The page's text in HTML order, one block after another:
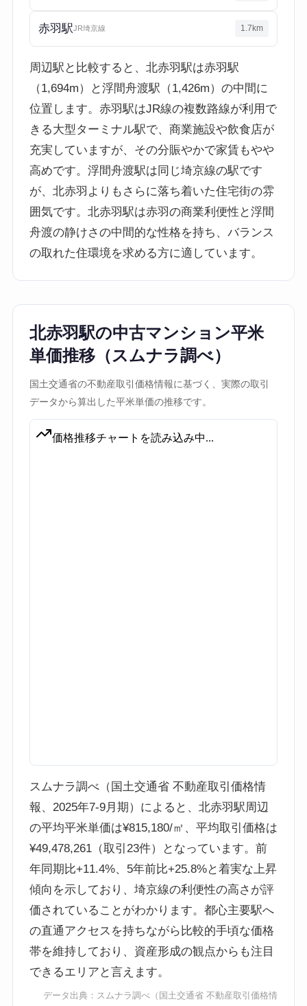
赤羽駅JR埼京線 1.7km
周辺駅と比較すると、北赤羽駅は赤羽駅
（1,694m）と浮間舟渡駅（1,426m）の中間に
位置します。赤羽駅はJR線の複数路線が利用で
きる大型ターミナル駅で、商業施設や飲食店が
充実していますが、その分賑やかで家賃もやや
高めです。浮間舟渡駅は同じ埼京線の駅です
が、北赤羽よりもさらに落ち着いた住宅街の雰
囲気です。北赤羽駅は赤羽の商業利便性と浮間
舟渡の静けさの中間的な性格を持ち、バランス
の取れた住環境を求める方に適しています。
北赤羽駅の中古マンション平米
単価推移（スムナラ調べ）
国土交通省の不動産取引価格情報に基づく、実際の取引
データから算出した平米単価の推移です。
スムナラ調べ（国土交通省 不動産取引価格情
報、2025年7-9月期）によると、北赤羽駅周辺
の平均平米単価は¥815,180/㎡、平均取引価格は
¥49,478,261（取引23件）となっています。前
年同期比+11.4%、5年前比+25.8%と着実な上昇
傾向を示しており、埼京線の利便性の高さが評
価されていることがわかります。都心主要駅へ
の直通アクセスを持ちながら比較的手頃な価格
帯を維持しており、資産形成の観点からも注目
できるエリアと言えます。
データ出典： スムナラ調べ （国土交通省 不動産取引価格情